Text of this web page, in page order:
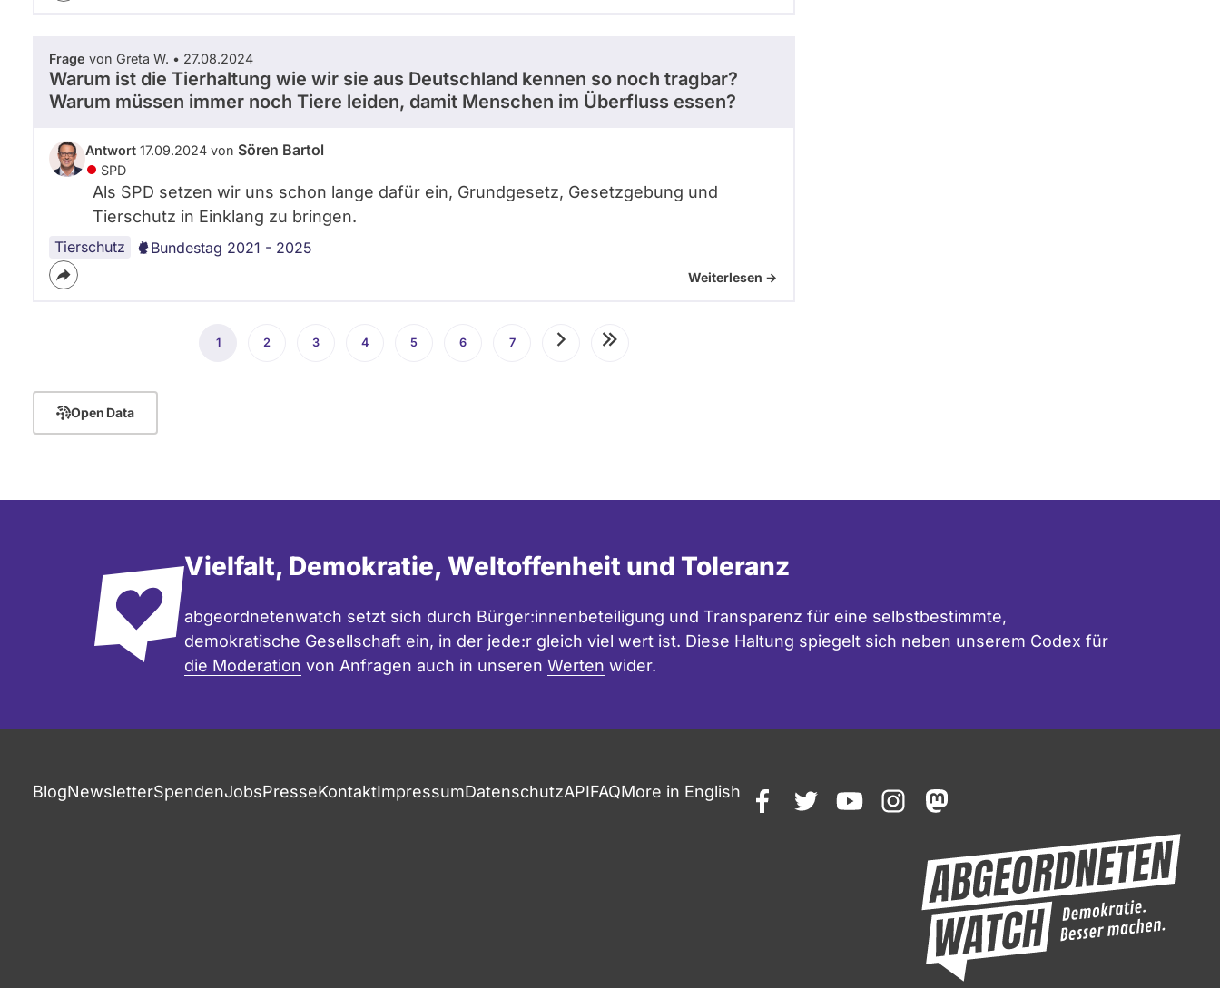
Frage von Greta W. • 27.08.2024
Warum ist die Tierhaltung wie wir sie aus Deutschland kennen so noch tragbar?
Warum müssen immer noch Tiere leiden, damit Menschen im Überfluss essen?
Antwort 17.09.2024 von Sören Bartol
SPD
Als SPD setzen wir uns schon lange dafür ein, Grundgesetz, Gesetzgebung und
Tierschutz in Einklang zu bringen.
Tierschutz Bundestag 2021 - 2025
Weiterlesen ->
SeitennummerierungAktuelle
1 Seite
2 Seite
3 Seite
4 Seite
5 Seite
6 Seite
7 NächsteLetzte
Open Data
Vielfalt, Demokratie, Weltoffenheit und Toleranz
abgeordnetenwatch setzt sich durch Bürger:innenbeteiligung und Transparenz für eine selbstbestimmte,
demokratische Gesellschaft ein, in der jede:r gleich viel wert ist. Diese Haltung spiegelt sich neben unserem Codex für
die Moderation von Anfragen auch in unseren Werten wider.
BlogNewsletterSpendenJobsPresseKontaktImpressumDatenschutzAPIFAQMore in English
facebooktwitteryoutubeinstagrammastodon